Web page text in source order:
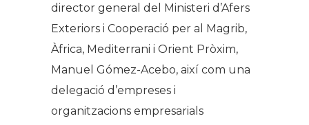
director general del Ministeri d’Afers
Exteriors i Cooperació per al Magrib,
Àfrica, Mediterrani i Orient Pròxim,
Manuel Gómez-Acebo, així com una
delegació d’empreses i
organitzacions empresarials